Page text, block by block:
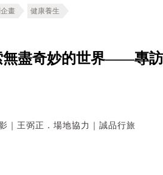
畫 健康養生
無盡奇妙的世界——專
｜王弼正．場地協力｜誠品行旅